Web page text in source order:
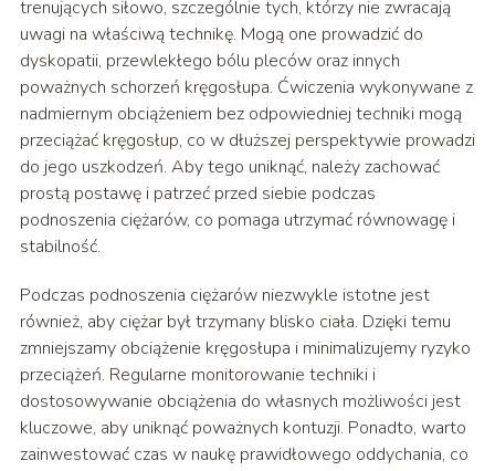
trenujących siłowo, szczególnie tych, którzy nie zwracają
uwagi na właściwą technikę. Mogą one prowadzić do
dyskopatii, przewlekłego bólu pleców oraz innych
poważnych schorzeń kręgosłupa. Ćwiczenia wykonywane z
nadmiernym obciążeniem bez odpowiedniej techniki mogą
przeciążać kręgosłup, co w dłuższej perspektywie prowadzi
do jego uszkodzeń. Aby tego uniknąć, należy zachować
prostą postawę i patrzeć przed siebie podczas
podnoszenia ciężarów, co pomaga utrzymać równowagę i
stabilność.
Podczas podnoszenia ciężarów niezwykle istotne jest
również, aby ciężar był trzymany blisko ciała. Dzięki temu
zmniejszamy obciążenie kręgosłupa i minimalizujemy ryzyko
przeciążeń. Regularne monitorowanie techniki i
dostosowywanie obciążenia do własnych możliwości jest
kluczowe, aby uniknąć poważnych kontuzji. Ponadto, warto
zainwestować czas w naukę prawidłowego oddychania, co